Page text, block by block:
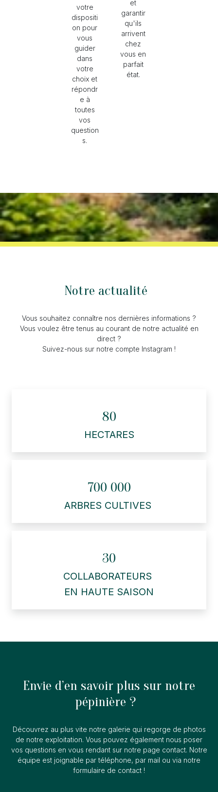
votre
dispositi
on pour
vous
guider
dans
votre
choix et
répondr
e à
toutes
vos
question
s.
et
garantir
qu'ils
arrivent
chez
vous en
parfait
état.
Notre actualité
Vous souhaitez connaître nos dernières informations ?
Vous voulez être tenus au courant de notre actualité en
direct ?
Suivez-nous sur notre compte Instagram !
80
HECTARES
700 000
ARBRES CULTIVES
30
COLLABORATEURS
EN HAUTE SAISON
Envie d’en savoir plus sur notre
pépinière ?
Découvrez au plus vite notre galerie qui regorge de photos
de notre exploitation. Vous pouvez également nous poser
vos questions en vous rendant sur notre page contact. Notre
équipe est joignable par téléphone, par mail ou via notre
formulaire de contact !